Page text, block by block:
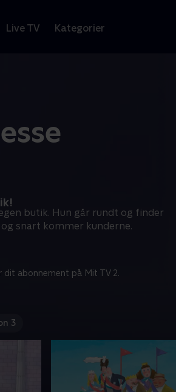
Live TV Kategorier
butik. Hun går rundt og finder
snart kommer kunderne.
dit abonnement på Mit TV 2.
3